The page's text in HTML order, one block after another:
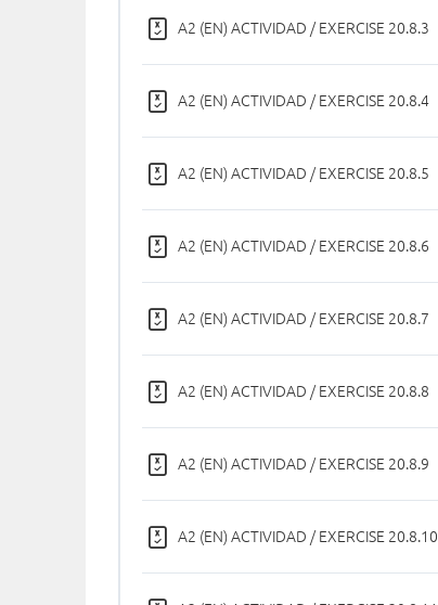
A2 (EN) ACTIVIDAD / EXERCISE 20.8.3
A2 (EN) ACTIVIDAD / EXERCISE 20.8.4
A2 (EN) ACTIVIDAD / EXERCISE 20.8.5
A2 (EN) ACTIVIDAD / EXERCISE 20.8.6
A2 (EN) ACTIVIDAD / EXERCISE 20.8.7
A2 (EN) ACTIVIDAD / EXERCISE 20.8.8
A2 (EN) ACTIVIDAD / EXERCISE 20.8.9
A2 (EN) ACTIVIDAD / EXERCISE 20.8.10